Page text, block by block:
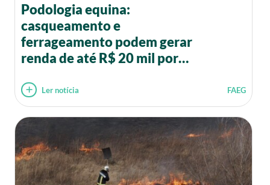
Podologia equina:
casqueamento e
ferrageamento podem gerar
renda de até R$ 20 mil por
Ler notícia FAEG